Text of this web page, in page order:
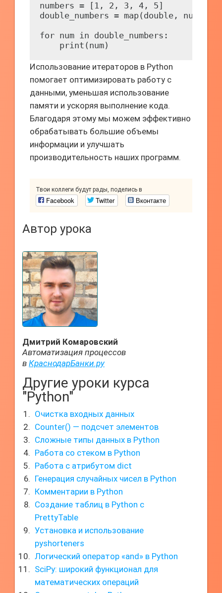
numbers = [1, 2, 3, 4, 5]
double_numbers = map(double,
for num in double_numbers:
Использование итераторов в Python
помогает оптимизировать работу с
данными, уменьшая использование
памяти и ускоряя выполнение кода.
Благодаря этому мы можем эффективно
обрабатывать большие объемы
информации и улучшать
производительность наших программ.
Твои коллеги будут рады, поделись в
Facebook Twitter Вконтакте
Автор урока
Дмитрий Комаровский
Автоматизация процессов
в КраснодарБанки.ру
Другие уроки курса
"Python"
Очистка входных данных
Counter() — подсчет элементов
Сложные типы данных в Python
Работа со стеком в Python
Работа с атрибутом dict
Генерация случайных чисел в Python
Комментарии в Python
Создание таблиц в Python с
PrettyTable
Установка и использование
pyshorteners
Логический оператор «and» в Python
SciPy: широкий функционал для
математических операций